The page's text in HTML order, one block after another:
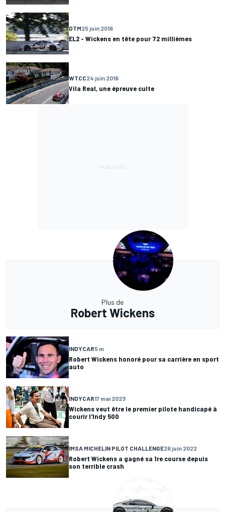
DTM25 juin 2016
EL2 - Wickens en tête pour 72 millièmes
WTCC24 juin 2016
Vila Real, une épreuve culte
Plus de
Robert Wickens
INDYCAR5 m
Robert Wickens honoré pour sa carrière en sport
auto
INDYCAR17 mai 2023
Wickens veut être le premier pilote handicapé à
courir l'Indy 500
IMSA MICHELIN PILOT CHALLENGE26 juin 2022
Robert Wickens a gagné sa 1re course depuis
son terrible crash